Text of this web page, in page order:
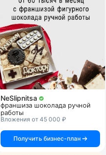
NeSlipnitsa
франшиза шоколада ручной
работы
Вложения от 45 000 ₽
Получить бизнес-план